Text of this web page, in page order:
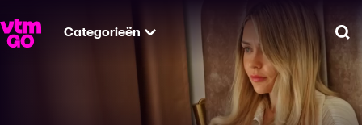
Categorieën